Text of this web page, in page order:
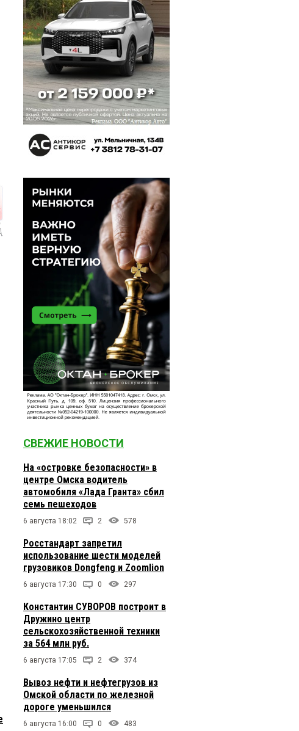
СВЕЖИЕ НОВОСТИ
На «островке безопасности» в
центре Омска водитель
автомобиля «Лада Гранта» сбил
семь пешеходов
6 августа 18:02 2 578
Росстандарт запретил
использование шести моделей
грузовиков Dongfeng и Zoomlion
6 августа 17:30 0 297
Константин СУВОРОВ построит в
Дружино центр
сельскохозяйственной техники
за 564 млн руб.
6 августа 17:05 2 374
Вывоз нефти и нефтегрузов из
Омской области по железной
дороге уменьшился
6 августа 16:00 0 483